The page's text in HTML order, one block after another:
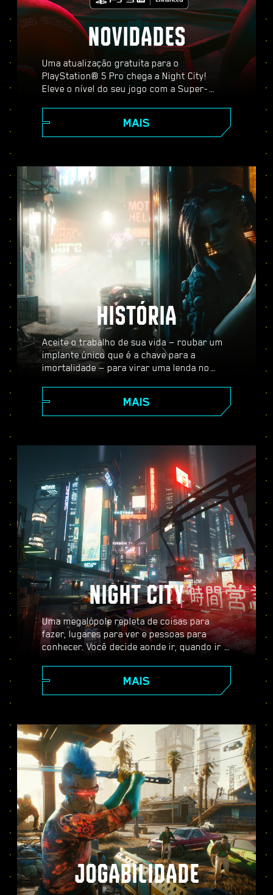
NOVIDADES
Uma atualização gratuita para o
PlayStation® 5 Pro chega a Night City!
Eleve o nível do seu jogo com a Super-
taxa de quadros mais alta e muito mais.
Escolha entre três modos gráficos:
Raio Pro, e desfrute de visuais
aprimorados, ação mais fluida e tudo o que
Cyberpunk 2077 no PS5® Pro tem a
oferecer.
MAIS
HISTÓRIA
Aceite o trabalho de sua vida — roubar um
implante único que é a chave para a
imortalidade — para virar uma lenda no
pessoas ao seu redor. Aceite uma variedade
de serviços para ir de mercenário
desvenda os mistérios do inestimável
implante tão cobiçado por todos.
MAIS
NIGHT CITY
Uma megalópole repleta de coisas para
fazer, lugares para ver e pessoas para
conhecer. Você decide aonde ir, quando ir e
territórios das Terras Baldias, Night City
está repleta de segredos por descobrir.
MAIS
JOGABILIDADE